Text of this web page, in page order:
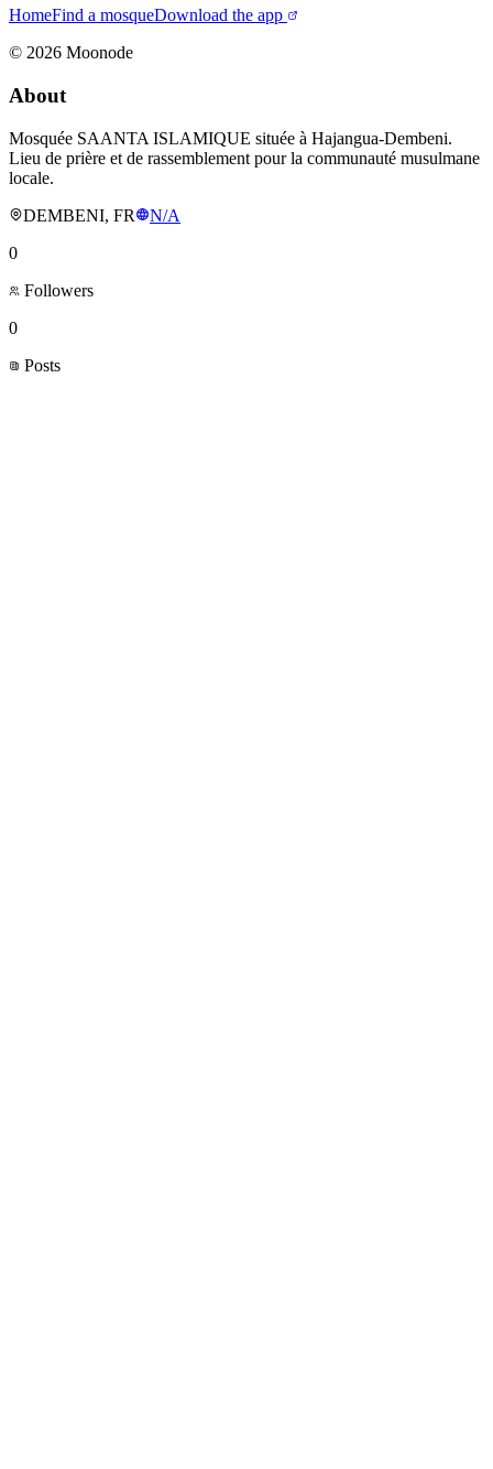
HomeFind a mosqueDownload the app
© 2026 Moonode
About
Mosquée SAANTA ISLAMIQUE située à Hajangua-Dembeni.
Lieu de prière et de rassemblement pour la communauté musulmane
locale.
DEMBENI, FR
N/A
0
Followers
0
Posts